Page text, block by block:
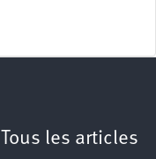
Tous les articles